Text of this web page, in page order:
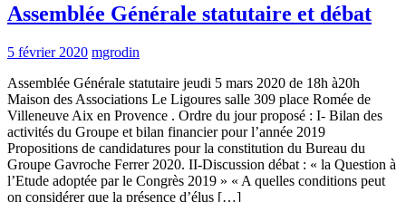
Assemblée Générale statutaire et débat
5 février 2020 mgrodin
Assemblée Générale statutaire jeudi 5 mars 2020 de 18h à20h
Maison des Associations Le Ligoures salle 309 place Romée de
Villeneuve Aix en Provence . Ordre du jour proposé : I- Bilan des
activités du Groupe et bilan financier pour l’année 2019
Propositions de candidatures pour la constitution du Bureau du
Groupe Gavroche Ferrer 2020. II-Discussion débat : « la Question à
l’Etude adoptée par le Congrès 2019 » « A quelles conditions peut
on considérer que la présence d’élus […]